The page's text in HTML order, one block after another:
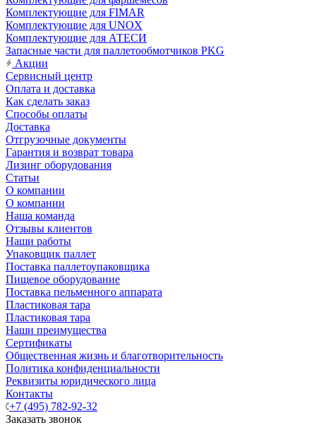
Комплектующие для FIMAR
Комплектующие для UNOX
Комплектующие для АТЕСИ
Запасные части для паллетообмотчиков PKG
Акции
Сервисный центр
Оплата и доставка
Как сделать заказ
Способы оплаты
Доставка
Отгрузочные документы
Гарантия и возврат товара
Лизинг оборудования
Статьи
О компании
О компании
Наша команда
Отзывы клиентов
Наши работы
Упаковщик паллет
Поставка паллетоупаковщика
Пищевое оборудование
Поставка пельменного аппарата
Пластиковая тара
Пластиковая тара
Наши преимущества
Сертификаты
Общественная жизнь и благотворительность
Политика конфиденциальности
Реквизиты юридического лица
Контакты
+7 (495) 782-92-32
Заказать звонок